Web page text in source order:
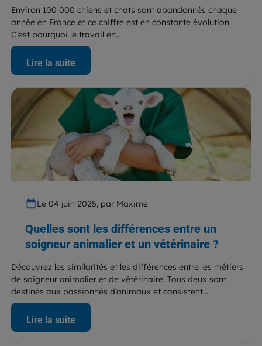
Environ 100 000 chiens et chats sont abandonnés chaque
année en France et ce chiffre est en constante évolution.
C’est pourquoi le travail en...
Lire la suite
Le 04 juin 2025, par Maxime
Quelles sont les différences entre un
soigneur animalier et un vétérinaire ?
Découvrez les similarités et les différences entre les métiers
de soigneur animalier et de vétérinaire. Tous deux sont
destinés aux passionnés d’animaux et consistent...
Lire la suite